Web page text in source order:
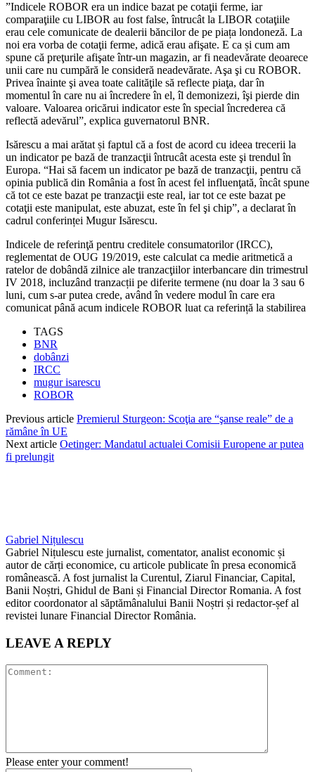
”Indicele ROBOR era un indice bazat pe cotaţii ferme, iar
comparaţiile cu LIBOR au fost false, întrucât la LIBOR cotaţiile
erau cele comunicate de dealerii băncilor de pe piața londoneză. La
noi era vorba de cotaţii ferme, adică erau afişate. E ca și cum am
spune că preţurile afişate într-un magazin, ar fi neadevărate deoarece
unii care nu cumpără le consideră neadevărate. Aşa şi cu ROBOR.
Privea înainte şi avea toate calităţile să reflecte piaţa, dar în
momentul în care nu ai încredere în el, îl demonizezi, îşi pierde din
valoare. Valoarea oricărui indicator este în special încrederea că
reflectă adevărul”, explica guvernatorul BNR.
Isărescu a mai arătat și faptul că a fost de acord cu ideea trecerii la
un indicator pe bază de tranzacţii întrucât acesta este şi trendul în
Europa. “Hai să facem un indicator pe bază de tranzacţii, pentru că
opinia publică din România a fost în acest fel influenţată, încât spune
că tot ce este bazat pe tranzacţii este real, iar tot ce este bazat pe
cotaţii este manipulat, este abuzat, este în fel şi chip”, a declarat în
cadrul conferinței Mugur Isărescu.
Indicele de referinţă pentru creditele consumatorilor (IRCC),
reglementat de OUG 19/2019, este calculat ca medie aritmetică a
ratelor de dobândă zilnice ale tranzacţiilor interbancare din trimestrul
IV 2018, incluzând tranzacții pe diferite termene (nu doar la 3 sau 6
luni, cum s-ar putea crede, având în vedere modul în care era
comunicat până acum indicele ROBOR luat ca referință la stabilirea
TAGS
BNR
dobânzi
IRCC
mugur isarescu
ROBOR
Previous article Premierul Sturgeon: Scoţia are “şanse reale” de a
rămâne în UE
Next article Oetinger: Mandatul actualei Comisii Europene ar putea
fi prelungit
Gabriel Nițulescu
Gabriel Nițulescu este jurnalist, comentator, analist economic și
autor de cărți economice, cu articole publicate în presa economică
românească. A fost jurnalist la Curentul, Ziarul Financiar, Capital,
Banii Noștri, Ghidul de Bani și Financial Director Romania. A fost
editor coordonator al săptămânalului Banii Noștri și redactor-șef al
revistei lunare Financial Director România.
LEAVE A REPLY
Please enter your comment!